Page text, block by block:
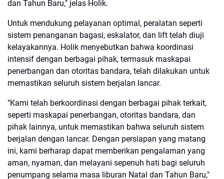
dan Tahun Baru," jelas Holik.
Untuk mendukung pelayanan optimal, peralatan seperti
sistem penanganan bagasi, eskalator, dan lift telah diuji
kelayakannya. Holik menyebutkan bahwa koordinasi
intensif dengan berbagai pihak, termasuk maskapai
penerbangan dan otoritas bandara, telah dilakukan untuk
memastikan seluruh sistem berjalan lancar.
"Kami telah berkoordinasi dengan berbagai pihak terkait,
seperti maskapai penerbangan, otoritas bandara, dan
pihak lainnya, untuk memastikan bahwa seluruh sistem
berjalan dengan lancar. Dengan persiapan yang matang
ini, kami berharap dapat memberikan pengalaman yang
aman, nyaman, dan melayani sepenuh hati bagi seluruh
penumpang selama masa liburan Natal dan Tahun Baru,"